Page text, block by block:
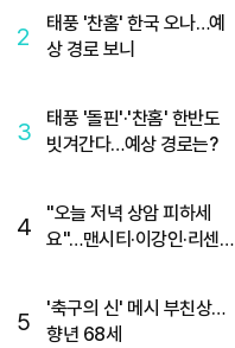
2
태풍 '찬홈' 한국 오나…예
상 경로 보니
3
태풍 '돌핀'·'찬홈' 한반도
빗겨간다…예상 경로는?
4
"오늘 저녁 상암 피하세
요"…맨시티·이강인·리센느
5
'축구의 신' 메시 부친상…
향년 68세